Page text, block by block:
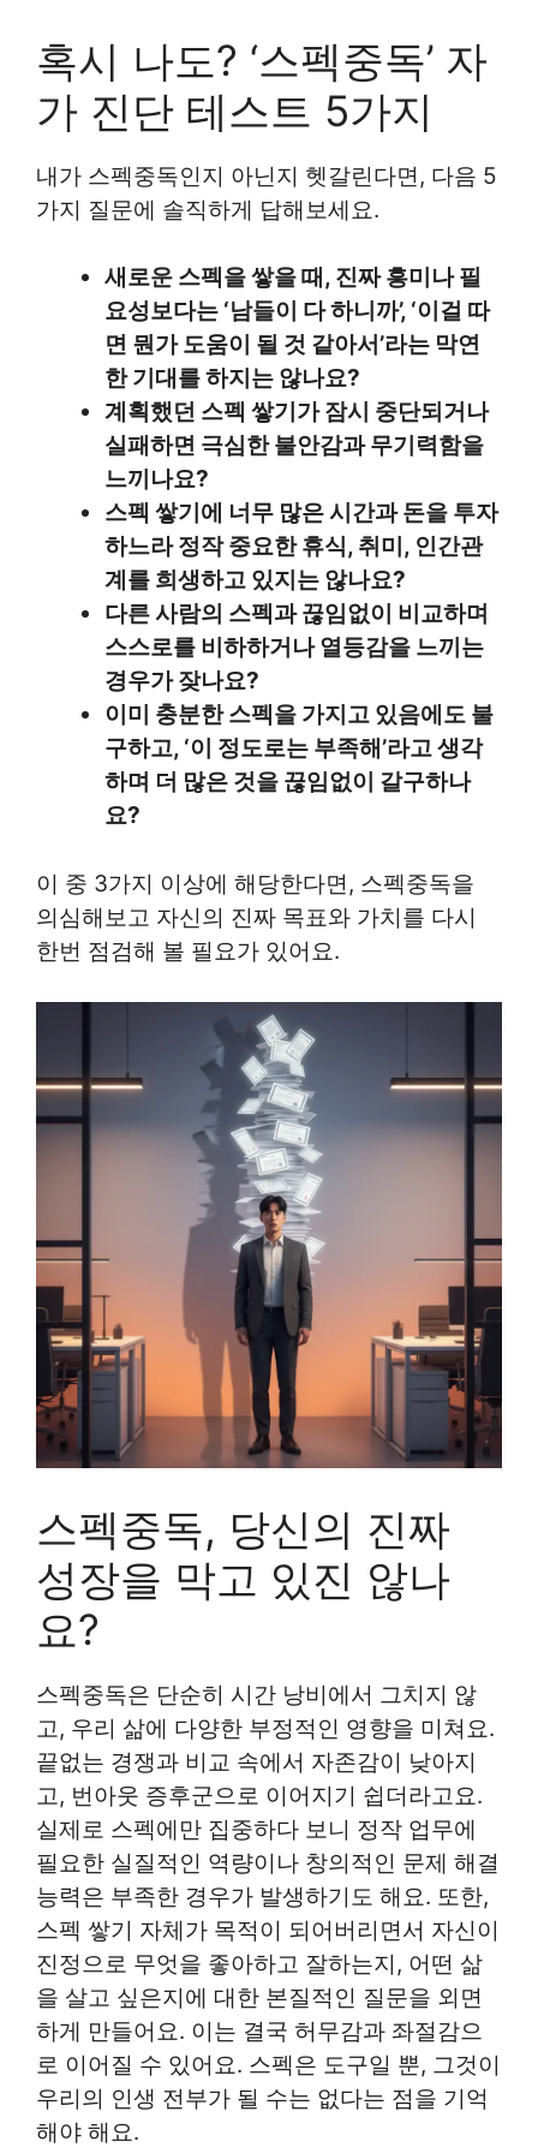
혹시 나도? ‘스펙중독’ 자
가 진단 테스트 5가지
내가 스펙중독인지 아닌지 헷갈린다면, 다음 5
가지 질문에 솔직하게 답해보세요.
새로운 스펙을 쌓을 때, 진짜 흥미나 필
요성보다는 ‘남들이 다 하니까’, ‘이걸 따
면 뭔가 도움이 될 것 같아서’라는 막연
한 기대를 하지는 않나요?
계획했던 스펙 쌓기가 잠시 중단되거나
실패하면 극심한 불안감과 무기력함을
느끼나요?
스펙 쌓기에 너무 많은 시간과 돈을 투자
하느라 정작 중요한 휴식, 취미, 인간관
계를 희생하고 있지는 않나요?
다른 사람의 스펙과 끊임없이 비교하며
스스로를 비하하거나 열등감을 느끼는
경우가 잦나요?
이미 충분한 스펙을 가지고 있음에도 불
구하고, ‘이 정도로는 부족해’라고 생각
하며 더 많은 것을 끊임없이 갈구하나
요?
이 중 3가지 이상에 해당한다면, 스펙중독을
의심해보고 자신의 진짜 목표와 가치를 다시
한번 점검해 볼 필요가 있어요.
스펙중독, 당신의 진짜
성장을 막고 있진 않나
요?
스펙중독은 단순히 시간 낭비에서 그치지 않
고, 우리 삶에 다양한 부정적인 영향을 미쳐요.
끝없는 경쟁과 비교 속에서 자존감이 낮아지
고, 번아웃 증후군으로 이어지기 쉽더라고요.
실제로 스펙에만 집중하다 보니 정작 업무에
필요한 실질적인 역량이나 창의적인 문제 해결
능력은 부족한 경우가 발생하기도 해요. 또한,
스펙 쌓기 자체가 목적이 되어버리면서 자신이
진정으로 무엇을 좋아하고 잘하는지, 어떤 삶
을 살고 싶은지에 대한 본질적인 질문을 외면
하게 만들어요. 이는 결국 허무감과 좌절감으
로 이어질 수 있어요. 스펙은 도구일 뿐, 그것이
우리의 인생 전부가 될 수는 없다는 점을 기억
해야 해요.